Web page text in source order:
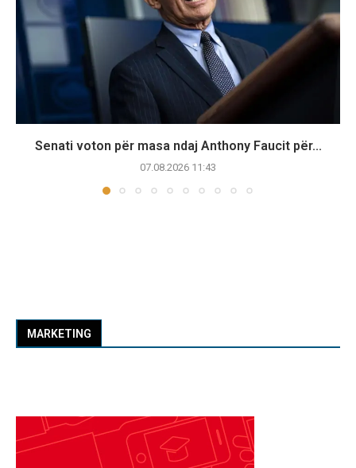
Senati voton për masa ndaj Anthony Faucit për...
07.08.2026 11:43
MARKETING